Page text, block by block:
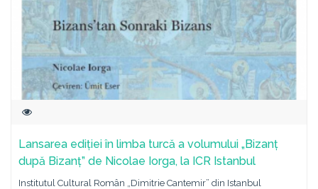
Lansarea ediției în limba turcă a volumului „Bizanț
după Bizanț” de Nicolae Iorga, la ICR Istanbul
Institutul Cultural Român „Dimitrie Cantemir” din Istanbul